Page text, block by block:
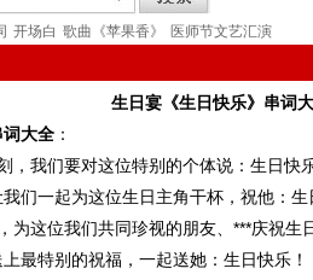
开场白 歌曲《苹果香》 医师节文艺汇演
生日宴《生日快乐》串词
大全：
，我们要对这位特别的个体说：生日快
们一起为这位生日主角干杯，祝他：生
为这位我们共同珍视的朋友、***庆祝生
最特别的祝福，一起送她：生日快乐！